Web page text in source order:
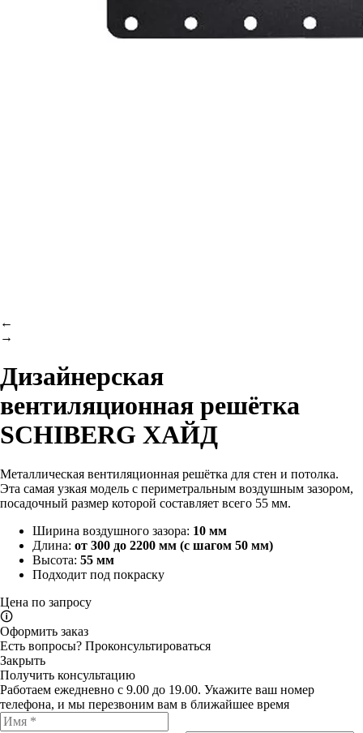
←
→
Дизайнерская
вентиляционная решётка
SCHIBERG ХАЙД
Металлическая вентиляционная решётка для стен и потолка.
Эта самая узкая модель с периметральным воздушным зазором,
посадочный размер которой составляет всего 55 мм.
Ширина воздушного зазора: 10 мм
Длина: от 300 до 2200 мм (с шагом 50 мм)
Высота: 55 мм
Подходит под покраску
Цена по запросу
🛈
Оформить заказ
Есть вопросы? Проконсультироваться
Закрыть
Получить консультацию
Работаем ежедневно с 9.00 до 19.00. Укажите ваш номер
телефона, и мы перезвоним вам в ближайшее время